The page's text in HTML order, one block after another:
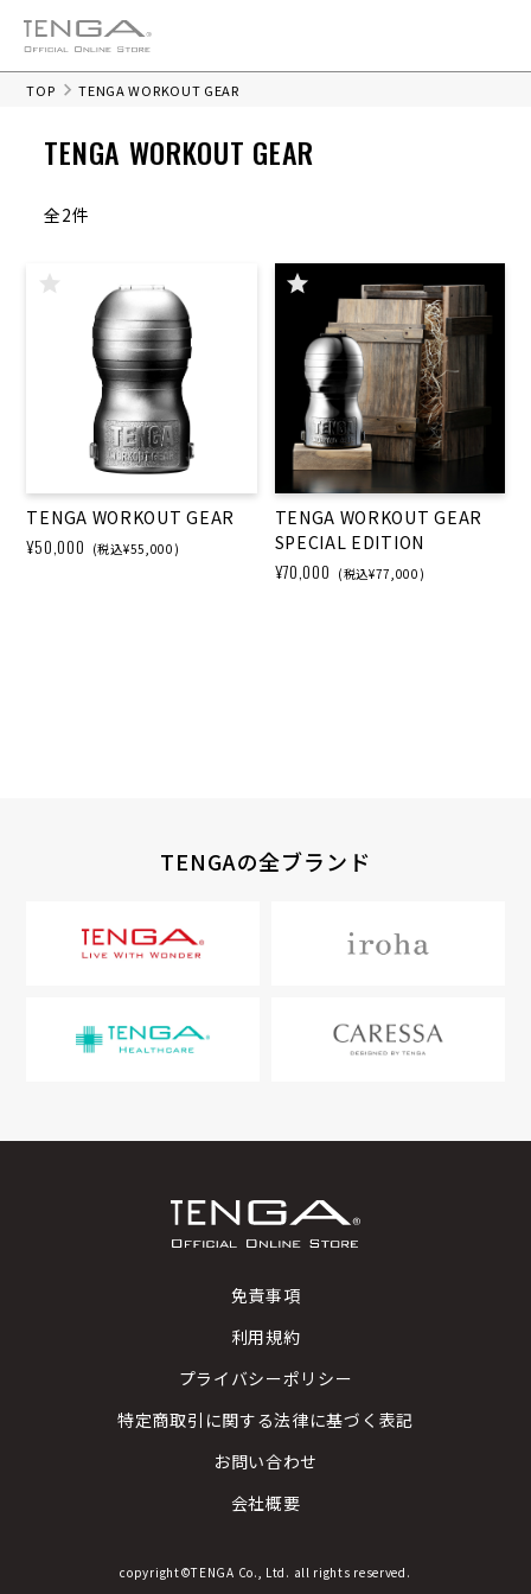
TOP TENGA WORKOUT GEAR
TENGA WORKOUT GEAR
全2件
TENGA WORKOUT GEAR
¥50,000 (税込¥55,000)
TENGA WORKOUT GEAR
SPECIAL EDITION
¥70,000 (税込¥77,000)
TENGAの全ブランド
免責事項
利用規約
プライバシーポリシー
特定商取引に関する法律に基づく表記
お問い合わせ
会社概要
copyright©TENGA Co., Ltd. all rights reserved.